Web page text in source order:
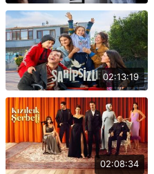
02:13:19
02:08:34